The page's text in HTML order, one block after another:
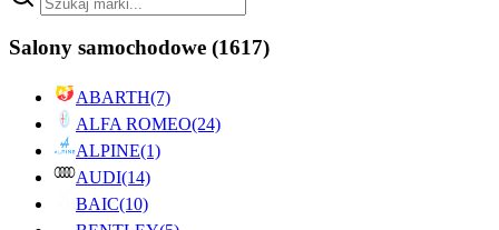
Salony samochodowe (1617)
ABARTH(7)
ALFA ROMEO(24)
ALPINE(1)
AUDI(14)
BAIC(10)